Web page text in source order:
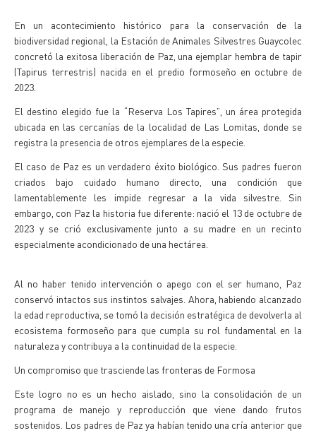
En un acontecimiento histórico para la conservación de la
biodiversidad regional, la Estación de Animales Silvestres Guaycolec
concretó la exitosa liberación de Paz, una ejemplar hembra de tapir
(Tapirus terrestris) nacida en el predio formoseño en octubre de
2023.
El destino elegido fue la “Reserva Los Tapires”, un área protegida
ubicada en las cercanías de la localidad de Las Lomitas, donde se
registra la presencia de otros ejemplares de la especie.
El caso de Paz es un verdadero éxito biológico. Sus padres fueron
criados bajo cuidado humano directo, una condición que
lamentablemente les impide regresar a la vida silvestre. Sin
embargo, con Paz la historia fue diferente: nació el 13 de octubre de
2023 y se crió exclusivamente junto a su madre en un recinto
especialmente acondicionado de una hectárea.
Al no haber tenido intervención o apego con el ser humano, Paz
conservó intactos sus instintos salvajes. Ahora, habiendo alcanzado
la edad reproductiva, se tomó la decisión estratégica de devolverla al
ecosistema formoseño para que cumpla su rol fundamental en la
naturaleza y contribuya a la continuidad de la especie.
Un compromiso que trasciende las fronteras de Formosa
Este logro no es un hecho aislado, sino la consolidación de un
programa de manejo y reproducción que viene dando frutos
sostenidos. Los padres de Paz ya habían tenido una cría anterior que